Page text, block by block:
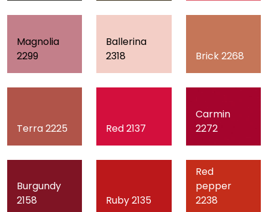
Magnolia
2299
Ballerina
2318
Brick 2268
Terra 2225 Red 2137
Carmin
2272
Burgundy
2158
Ruby 2135
Red
pepper
2238